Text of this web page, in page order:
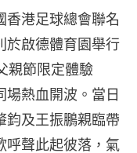
香港足球總會聯名
於啟德體育園舉行
親節限定體驗
場熱血開波。當日
鈞及王振鵬親臨帶
呼聲此起彼落，氣